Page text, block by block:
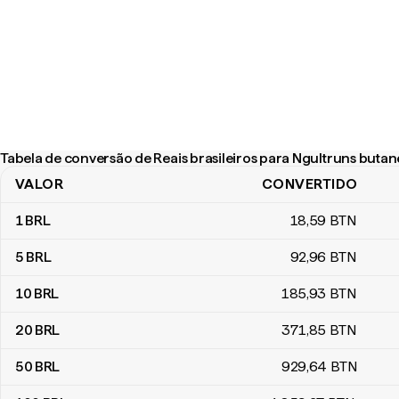
Tabela de conversão de Reais brasileiros para Ngultruns
Tabela de conversão de Reais brasileiros para Ngultruns
VALOR CONVERTIDO
1BRL 18,59 BTN
5 BRL 92,96 BTN
10 BRL 185,93 BTN
20 BRL 371,85 BTN
50 BRL 929,64 BTN